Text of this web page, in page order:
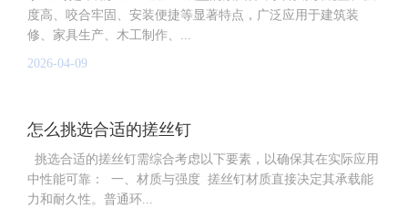
度高、咬合牢固、安装便捷等显著特点，广泛应用于建筑装
修、家具生产、木工制作、...
2026-04-09
怎么挑选合适的搓丝钉
挑选合适的搓丝钉需综合考虑以下要素，以确保其在实际应用
中性能可靠： 一、材质与强度 搓丝钉材质直接决定其承载能
力和耐久性。普通环...